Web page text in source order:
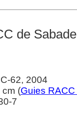
de
62, 2004
cm (Guies
7